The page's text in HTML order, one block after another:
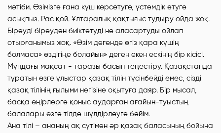
мәтіби. Өзімізге ғана күш көрсетуге, үстемдік етуге
асықпыз. Рас қой. Ұлтаралық қақтығыс тудыру ойда жоқ.
Біреуді біреуден биіктетуді не аласартуды ойлап
отырғанымыз жоқ. «Өзім дегенде өгіз қара күшің
болмаса» өздігіңе болайын» деген екен ескінің бір кісісі.
Мұндағы мақсат - таразы басын теңестіру. Қазақстанда
тұратын өзге ұлыстар қазақ тілін түсінбейді емес, сізді
қазақ тілінің ғылыми негізіне оқытуға даяр. Бір мысал,
басқа өңірлерге қоныс аударған ағайын-туыстың
балалары өзге тілде шүлдірлеуге бейім.
Ана тілі – ананың ақ сүтімен әр қазақ баласының бойына